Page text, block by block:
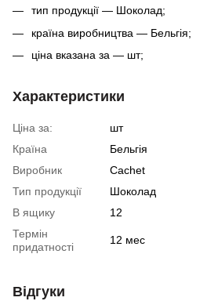
тип продукції — Шоколад;
країна виробництва — Бельгія;
ціна вказана за — шт;
Характеристики
Ціна за:
шт
Країна
Бельгія
Виробник
Cachet
Тип продукції
Шоколад
В ящику
12
Термін
придатності
12 мес
Відгуки